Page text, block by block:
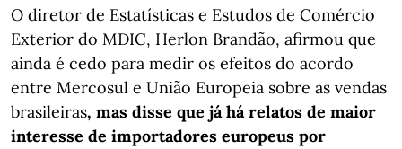
O diretor de Estatísticas e Estudos de Comércio
Exterior do MDIC, Herlon Brandão, afirmou que
ainda é cedo para medir os efeitos do acordo
entre Mercosul e União Europeia sobre as vendas
brasileiras, mas disse que já há relatos de maior
interesse de importadores europeus por